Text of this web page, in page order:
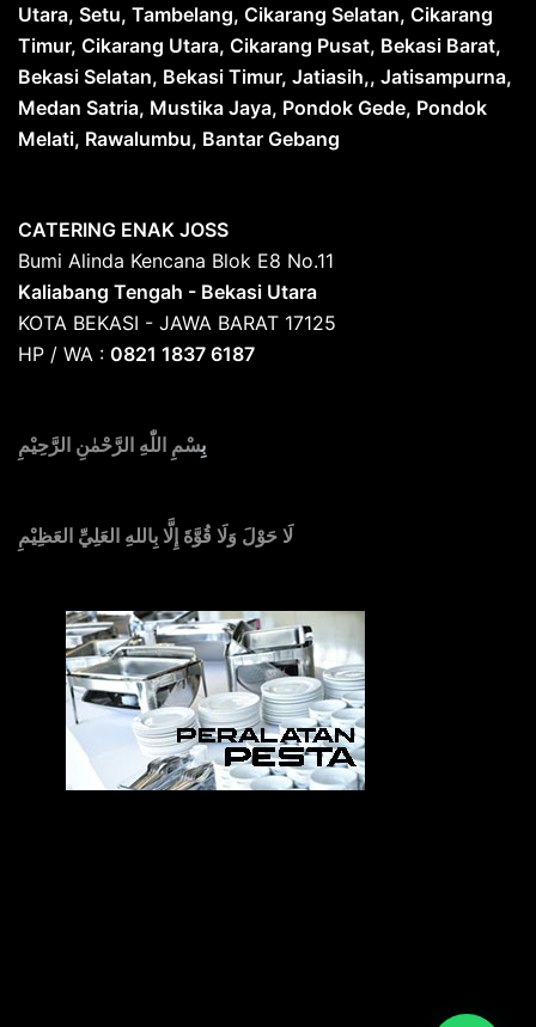
Utara, Setu, Tambelang, Cikarang Selatan, Cikarang
Timur, Cikarang Utara, Cikarang Pusat, Bekasi Barat,
Bekasi Selatan, Bekasi Timur, Jatiasih,, Jatisampurna,
Medan Satria, Mustika Jaya, Pondok Gede, Pondok
Melati, Rawalumbu, Bantar Gebang
CATERING ENAK JOSS
Bumi Alinda Kencana Blok E8 No.11
Kaliabang Tengah - Bekasi Utara
KOTA BEKASI - JAWA BARAT 17125
HP / WA : 0821 1837 6187
بِسْمِ اللّٰهِ الرَّحْمٰنِ الرَّحِيْمِ
لَا حَوْلَ وَلَا قُوَّةَ إِلَّا بِاللهِ العَلِيِّ العَظِيْمِ